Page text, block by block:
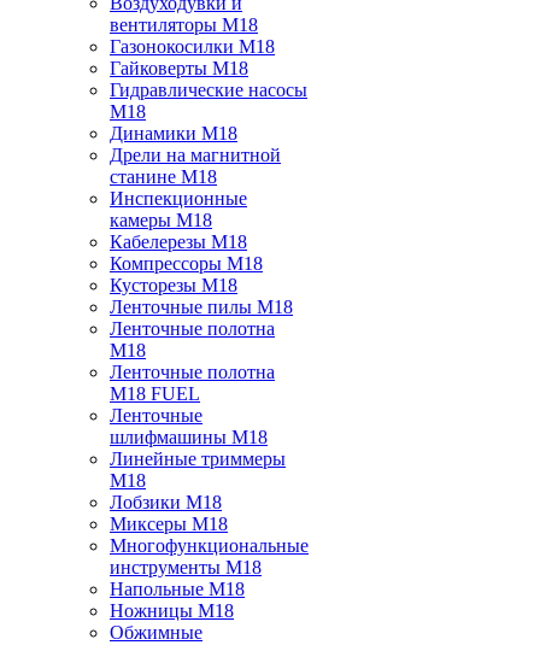
вентиляторы M18
Газонокосилки M18
Гайковерты M18
Гидравлические насосы
M18
Динамики M18
Дрели на магнитной
станине M18
Инспекционные
камеры M18
Кабелерезы M18
Компрессоры M18
Кусторезы M18
Ленточные пилы M18
Ленточные полотна
M18
Ленточные полотна
M18 FUEL
Ленточные
шлифмашины M18
Линейные триммеры
M18
Лобзики M18
Миксеры M18
Многофункциональные
инструменты M18
Напольные M18
Ножницы M18
Обжимные